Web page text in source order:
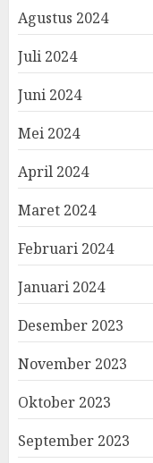
Agustus 2024
Juli 2024
Juni 2024
Mei 2024
April 2024
Maret 2024
Februari 2024
Januari 2024
Desember 2023
November 2023
Oktober 2023
September 2023